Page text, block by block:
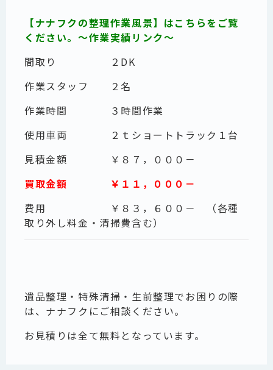
【ナナフクの整理作業風景】はこちらをご覧
ください。～作業実績リンク～
間取り ２DK
作業スタッフ ２名
作業時間 ３時間作業
使用車両 ２ｔショートトラック１台
見積金額 ￥８７，０００－
買取金額 ￥１１，０００－
費用 ￥８３，６００－ （各種
取り外し料金・清掃費含む）
遺品整理・特殊清掃・生前整理でお困りの際
は、ナナフクにご相談ください。
お見積りは全て無料となっています。